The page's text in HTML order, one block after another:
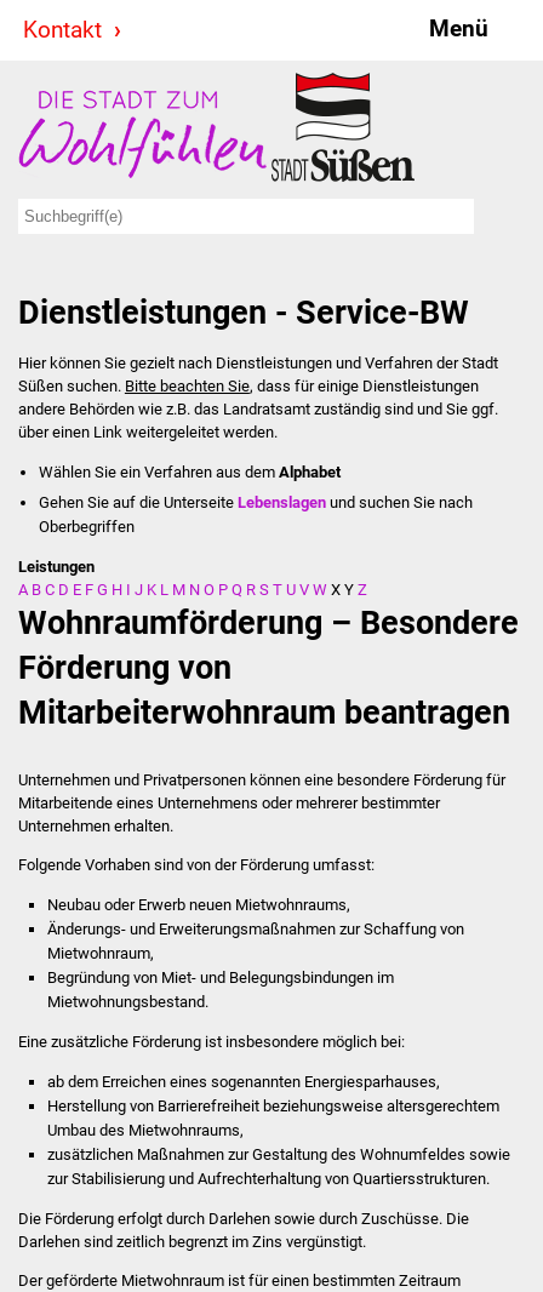
Kontakt Menü
Stadt & Politik
Bürgermeister
Ausschüsse
Ratsinformationssystem
Jugendbeirat
Summerrockfestival
Stadtverwaltung
Behördenwegweiser
Veröffentlichungen
Ortsrecht
FNP / Bebauungspläne
Wahlen
Stadtinfo
Jubiläumsjahr 2021
Partnerstädte
Projekte
Dienstleistungen - Service-BW
Hier können Sie gezielt nach Dienstleistungen und Verfahren der Stadt
Süßen suchen. Bitte beachten Sie, dass für einige Dienstleistungen
andere Behörden wie z.B. das Landratsamt zuständig sind und Sie ggf.
über einen Link weitergeleitet werden.
Wählen Sie ein Verfahren aus dem Alphabet
Gehen Sie auf die UnterseiteLebenslagen und suchen Sie nach
Oberbegriffen
Leistungen
A B C D E F G H I J K L M N O P Q R S T U V W X Y Z
Wohnraumförderung – Besondere
Förderung von
Mitarbeiterwohnraum beantragen
Unternehmen und Privatpersonen können eine besondere Förderung für
Mitarbeitende eines Unternehmens oder mehrerer bestimmter
Unternehmen erhalten.
Folgende Vorhaben sind von der Förderung umfasst:
Neubau oder Erwerb neuen Mietwohnraums,
Änderungs- und Erweiterungsmaßnahmen zur Schaffung von
Mietwohnraum,
Begründung von Miet- und Belegungsbindungen im
Mietwohnungsbestand.
Eine zusätzliche Förderung ist insbesondere möglich bei:
ab dem Erreichen eines sogenannten Energiesparhauses,
Herstellung von Barrierefreiheit beziehungsweise altersgerechtem
Umbau des Mietwohnraums,
zusätzlichen Maßnahmen zur Gestaltung des Wohnumfeldes sowie
zur Stabilisierung und Aufrechterhaltung von Quartiersstrukturen.
Die Förderung erfolgt durch Darlehen sowie durch Zuschüsse. Die
Darlehen sind zeitlich begrenzt im Zins vergünstigt.
Der geförderte Mietwohnraum ist für einen bestimmten Zeitraum